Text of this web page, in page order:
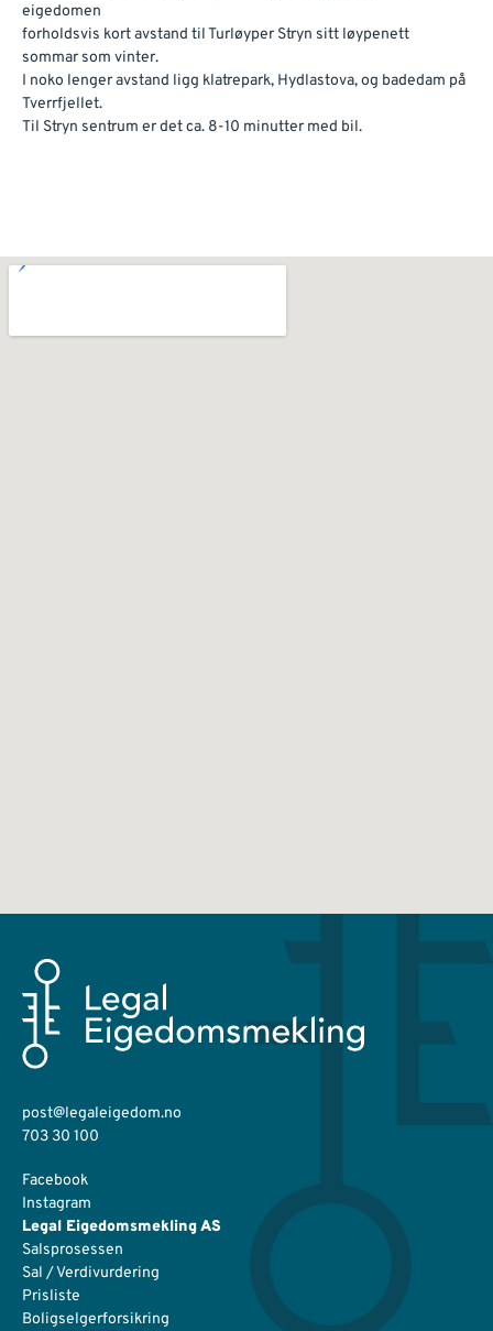
eigedomen
forholdsvis kort avstand til Turløyper Stryn sitt løypenett
sommar som vinter.
I noko lenger avstand ligg klatrepark, Hydlastova, og badedam på
Tverrfjellet.
Til Stryn sentrum er det ca. 8-10 minutter med bil.
post@legaleigedom.no
703 30 100
Facebook
Instagram
Legal Eigedomsmekling AS
Salsprosessen
Sal / Verdivurdering
Prisliste
Boligselgerforsikring